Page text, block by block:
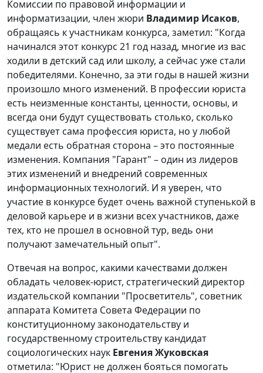
Комиссии по правовой информации и
информатизации, член жюри Владимир Исаков,
обращаясь к участникам конкурса, заметил: "Когда
начинался этот конкурс 21 год назад, многие из вас
ходили в детский сад или школу, а сейчас уже стали
победителями. Конечно, за эти годы в нашей жизни
произошло много изменений. В профессии юриста
есть неизменные константы, ценности, основы, и
всегда они будут существовать столько, сколько
существует сама профессия юриста, но у любой
медали есть обратная сторона – это постоянные
изменения. Компания "Гарант" – один из лидеров
этих изменений и внедрений современных
информационных технологий. И я уверен, что
участие в конкурсе будет очень важной ступенькой в
деловой карьере и в жизни всех участников, даже
тех, кто не прошел в основной тур, ведь они
получают замечательный опыт".
Отвечая на вопрос, какими качествами должен
обладать человек-юрист, стратегический директор
издательской компании "Просветитель", советник
аппарата Комитета Совета Федерации по
конституционному законодательству и
государственному строительству кандидат
социологических наук Евгения Жуковская
отметила: "Юрист не должен бояться помогать